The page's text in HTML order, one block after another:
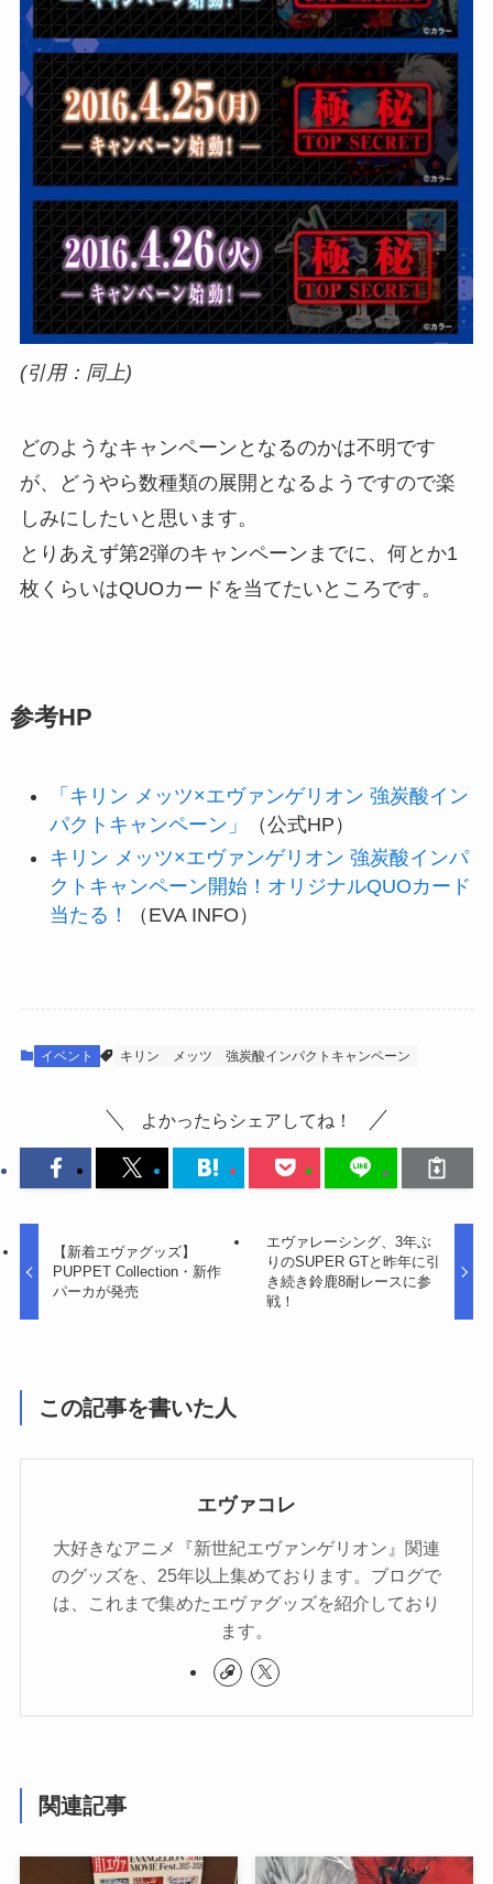
(引用：同上)
どのようなキャンペーンとなるのかは不明です
が、どうやら数種類の展開となるようですので楽
しみにしたいと思います。
とりあえず第2弾のキャンペーンまでに、何とか1
枚くらいはQUOカードを当てたいところです。
参考HP
「キリン メッツ×エヴァンゲリオン 強炭酸イン
パクトキャンペーン」
（公式HP）
キリン メッツ×エヴァンゲリオン 強炭酸インパ
クトキャンペーン開始！オリジナルQUOカード
当たる！
（EVA INFO）
イベント キリン メッツ 強炭酸インパクトキャンペーン
よかったらシェアしてね！
【新着エヴァグッズ】
PUPPET Collection・新作
パーカが発売
エヴァレーシング、3年ぶ
りのSUPER GTと昨年に引
き続き鈴鹿8耐レースに参
戦！
この記事を書いた人
エヴァコレ
大好きなアニメ『新世紀エヴァンゲリオン』関連
のグッズを、25年以上集めております。ブログで
は、これまで集めたエヴァグッズを紹介しており
ます。
関連記事